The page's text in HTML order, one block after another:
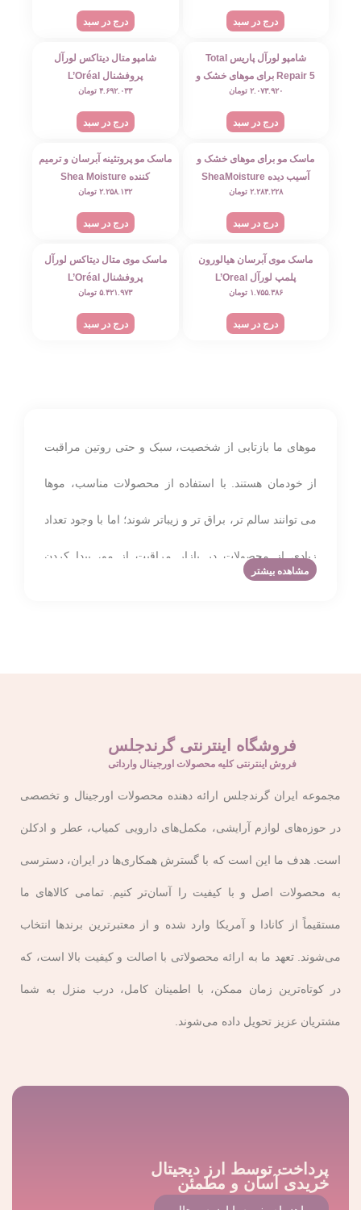
درج در سبد درج در سبد
شامپو لورآل پاریس Total
Repair 5 برای موهای خشک و
آسیب‌ دیده
۲.۰۷۳.۹۲۰ تومان
درج در سبد
شامپو متال دیتاکس لورآل
پروفشنال L’Oréal
۴.۶۹۲.۰۳۳ تومان
درج در سبد
ماسک مو برای موهای خشک و
آسیب‌ دیده SheaMoisture
۲.۲۸۴.۲۲۸ تومان
درج در سبد
ماسک مو پروتئینه آبرسان و ترمیم‌
کننده Shea Moisture
۲.۲۵۸.۱۳۲ تومان
درج در سبد
ماسک موی آبرسان هیالورون
پلمپ لورآل L’Oreal
۱.۷۵۵.۳۸۶ تومان
درج در سبد
ماسک موی متال دیتاکس لورآل
پروفشنال L’Oréal
Professionnel
۵.۴۲۱.۹۷۳ تومان
درج در سبد
موهای ما بازتابی از شخصیت، سبک و حتی روتین مراقبت
از خودمان هستند. با استفاده از محصولات مناسب، موها
می ‌توانند سالم ‌تر، براق‌ تر و زیباتر شوند؛ اما با وجود تعداد
زیادی از محصولات در بازار مراقبت از مو، پیدا کردن
معتبر و مورد اعتماد در این زمینه دوچندان می ‌شود.
پایه مراقبت از مو: شامپو
چربی‌ها و انباشتگی محصولات است. اما علاوه بر تمیز
کردن، شامپوها می ‌توانند به نیازهای خاص مو هم پاسخ
دهند؛ از افزایش حجم و رطوبت‌رسانی گرفته تا کنترل
شوره.
انواع شامپوها برای نیازهای
شامپوهای مرطوب‌ کننده برای موهای خشک یا آسیب ‌دیده
مشاهده بیشتر
فروشگاه اینترنتی گرندجلس
فروش اینترنتی کلیه محصولات اورجینال وارداتی
مجموعه ایران گرندجلس ارائه‌ دهنده محصولات اورجینال و تخصصی
در حوزه‌های لوازم آرایشی، مکمل‌های دارویی کمیاب، عطر و ادکلن
است. هدف ما این است که با گسترش همکاری‌ها در ایران، دسترسی
به محصولات اصل و با کیفیت را آسان‌تر کنیم. تمامی کالاهای ما
مستقیماً از کانادا و آمریکا وارد شده و از معتبرترین برندها انتخاب
می‌شوند. تعهد ما به ارائه محصولاتی با اصالت و کیفیت بالا است، که
در کوتاه‌ترین زمان ممکن، با اطمینان کامل، درب منزل به شما
مشتریان عزیز تحویل داده می‌شوند.
پرداخت توسط ارز دیجیتال
خریدی آسان و مطمئن